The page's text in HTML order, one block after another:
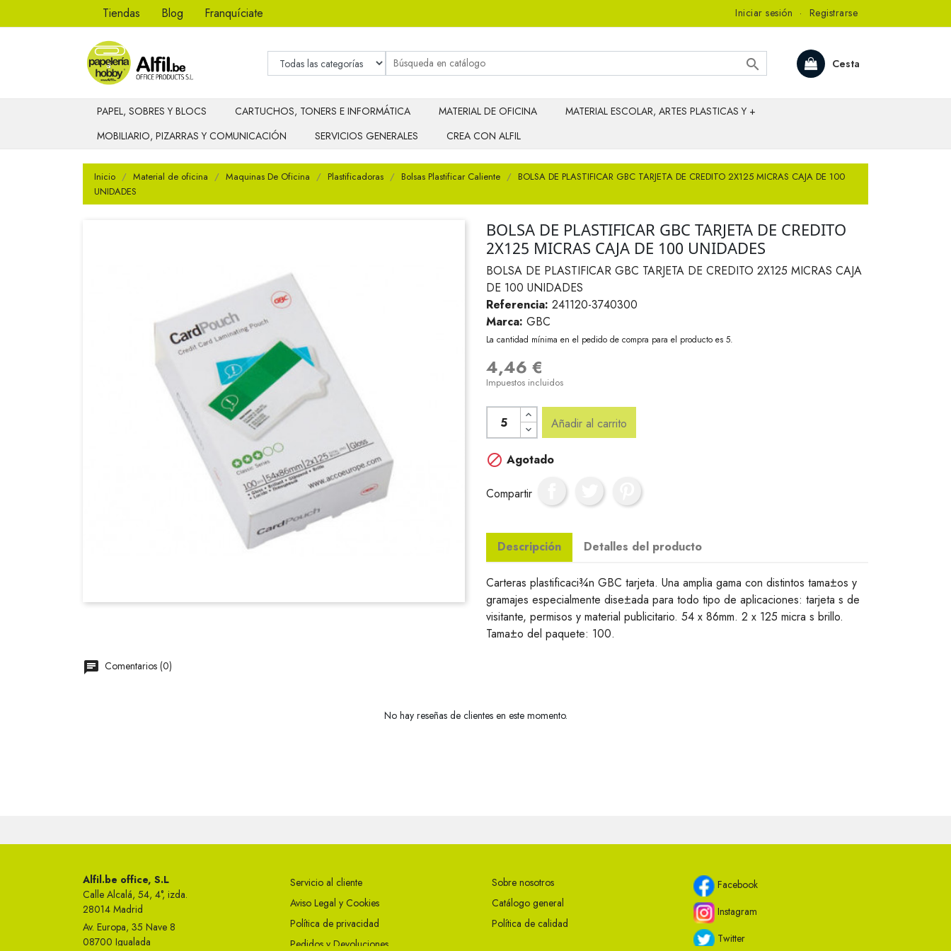
Tiendas Blog Franquíciate Iniciar sesión · Registrarse
Cesta

PAPEL, SOBRES Y BLOCS CARTUCHOS, TONERS E INFORMÁTICA MATERIAL DE OFICINA
MATERIAL ESCOLAR, ARTES PLASTICAS Y +
MOBILIARIO, PIZARRAS Y COMUNICACIÓN
SERVICIOS GENERALES CREA CON ALFIL
Inicio Material de oficina Maquinas De Oficina Plastificadoras Bolsas Plastificar Caliente
BOLSA DE PLASTIFICAR GBC TARJETA DE CREDITO 2X125 MICRAS CAJA DE 100
UNIDADES
BOLSA DE PLASTIFICAR GBC TARJETA DE CREDITO
2X125 MICRAS CAJA DE 100 UNIDADES
BOLSA DE PLASTIFICAR GBC TARJETA DE CREDITO 2X125 MICRAS CAJA
DE 100 UNIDADES
Referencia: 241120-3740300
Marca: GBC
La cantidad mínima en el pedido de compra para el producto es 5.
4,46 €
Impuestos incluidos
Añadir al carrito
 Agotado
Compartir
Descripción Detalles del producto
Carteras plastificaci¾n GBC tarjeta. Una amplia gama con distintos tama±os y
gramajes especialmente dise±ada para todo tipo de aplicaciones: tarjeta s de
visitante, permisos y material publicitario. 54 x 86mm. 2 x 125 micra s brillo.
Tama±o del paquete: 100.
Comentarios (0)
No hay reseñas de clientes en este momento.
Alfil.be office, S.L
Calle Alcalá, 54, 4°, izda.
28014 Madrid
Av. Europa, 35 Nave 8
08700 Igualada
Servicio al cliente
Aviso Legal y Cookies
Política de privacidad
Pedidos y Devoluciones
Sobre nosotros
Catálogo general
Política de calidad
Facebook
Instagram
Twitter